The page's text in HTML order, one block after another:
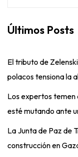
Últimos Posts
El tributo de
polacos tensiona la
Los expertos temen
esté mutando ante
La Junta de Paz de
construcción en